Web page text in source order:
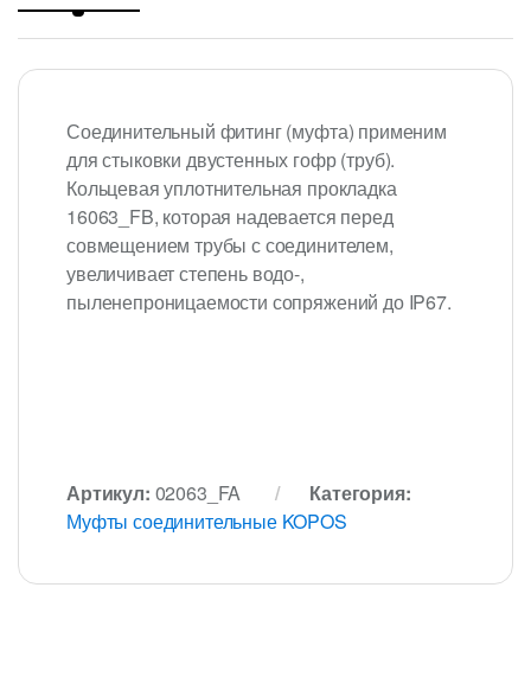
Соединительный фитинг (муфта) применим
для стыковки двустенных гофр (труб).
Кольцевая уплотнительная прокладка
16063_FB, которая надевается перед
совмещением трубы с соединителем,
увеличивает степень водо-,
пыленепроницаемости сопряжений до IP67.
Артикул: 02063_FA
Категория:
Муфты соединительные KOPOS